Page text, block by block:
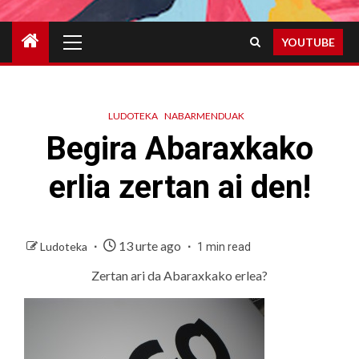
Menu
YOUTUBE
LUDOTEKA NABARMENDUAK
Begira Abaraxkako
erlia zertan ai den!
Ludoteka 13 urte ago 1 min read
Zertan ari da Abaraxkako erlea?